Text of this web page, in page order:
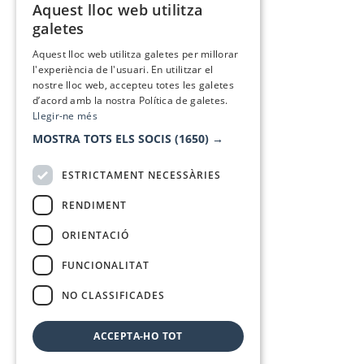
Aquest lloc web utilitza
galetes
Aquest lloc web utilitza galetes per millorar
l'experiència de l'usuari. En utilitzar el
nostre lloc web, accepteu totes les galetes
d’acord amb la nostra Política de galetes.
Llegir-ne més
MOSTRA TOTS ELS SOCIS (1650) →
ESTRICTAMENT NECESSÀRIES
RENDIMENT
ORIENTACIÓ
FUNCIONALITAT
NO CLASSIFICADES
ACCEPTA-HO TOT